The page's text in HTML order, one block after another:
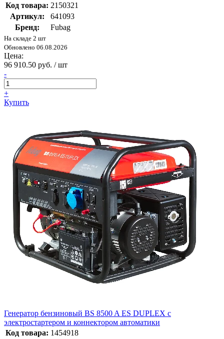
Код товара: 2150321
Артикул:
641093
Бренд:
Fubag
На складе 2 шт
Обновлено 06.08.2026
Цена:
96 910.50 руб. / шт
-
+
Купить
Генератор бензиновый BS 8500 A ES DUPLEX с
электростартером и коннектором автоматики
Код товара: 1454918